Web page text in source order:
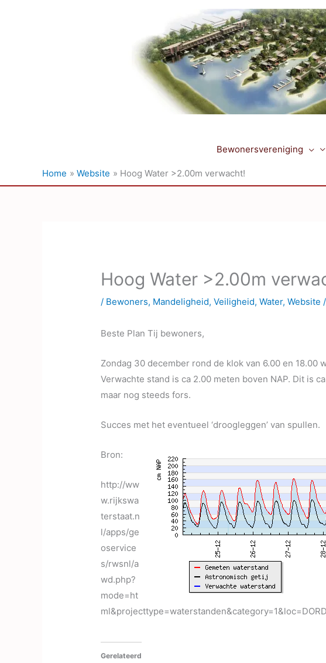
Bewonersvereniging
Home Website Hoog Water >2.00m verwacht!
Hoog Water >2.00m
/ Bewoners, Mandeligheid,Veiligheid,Water,Website
Beste Plan Tij bewoners,
Zondag 30 december rond de klok van 6.00 en 18.00
Verwachte stand is ca 2.00 meten boven NAP. Dit is
maar nog steeds fors.
Succes met het eventueel ‘droogleggen’ van spullen.
Bron:
http://ww
w.rijkswa
terstaat.n
l/apps/ge
oservice
s/rwsnl/a
wd.php?
mode=ht
Gerelateerd